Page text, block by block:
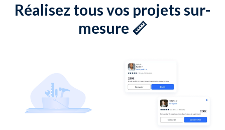
Réalisez tous vos projets sur-
mesure 📏